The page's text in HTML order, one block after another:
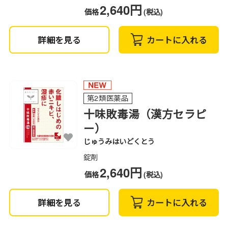
価格2,640円 (税込)
詳細を見る カートに入れる
第2類医薬品
十味敗毒湯（漢方セラピ
ー）
じゅうみはいどくとう
錠剤
価格2,640円 (税込)
詳細を見る カートに入れる